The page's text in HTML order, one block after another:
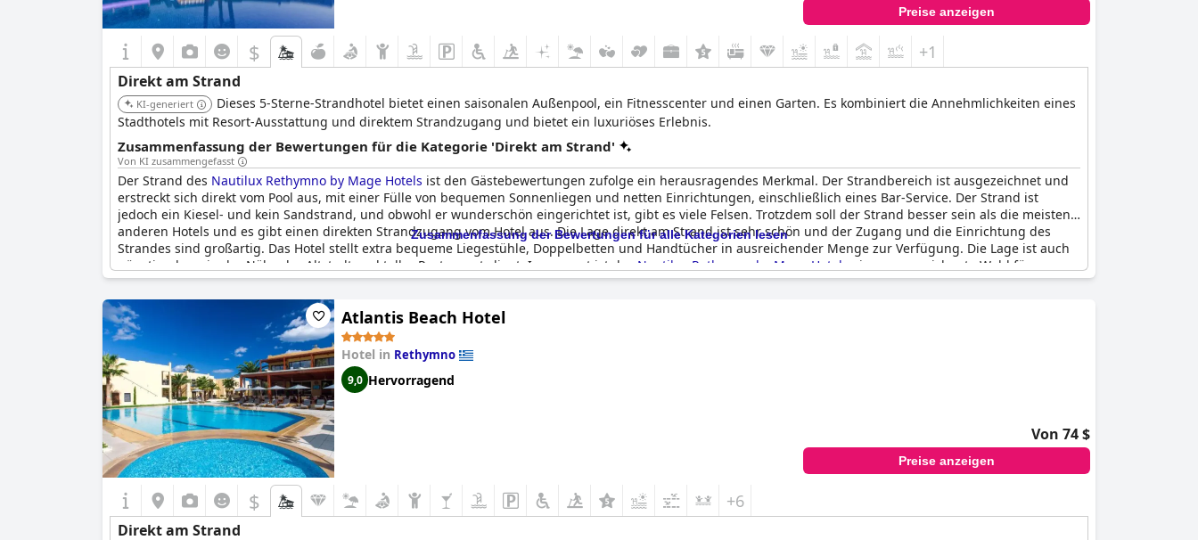
Preise anzeigen
$ +1
Direkt am Strand
KI-generiert
Dieses 5-Sterne-Strandhotel bietet einen saisonalen Außenpool, ein Fitnesscenter und einen Garten. Es kombiniert die Annehmlichkeiten eines
Stadthotels mit Resort-Ausstattung und direktem Strandzugang und bietet ein luxuriöses Erlebnis.
Zusammenfassung der Bewertungen für die Kategorie 'Direkt am Strand'
Von KI zusammengefasst
Der Strand des Nautilux Rethymno by Mage Hotels ist den Gästebewertungen zufolge ein herausragendes Merkmal. Der Strandbereich ist ausgezeichnet und
erstreckt sich direkt vom Pool aus, mit einer Fülle von bequemen Sonnenliegen und netten Einrichtungen, einschließlich eines Bar-Service. Der Strand ist
jedoch ein Kiesel- und kein Sandstrand, und obwohl er wunderschön eingerichtet ist, gibt es viele Felsen. Trotzdem soll der Strand besser sein als die meisten
anderen Hotels und es gibt einen direkten Strandzugang vom Hotel aus. Die Lage direkt am Strand ist sehr schön und der Zugang und die Einrichtung des
Strandes sind großartig. Das Hotel stellt extra bequeme Liegestühle, Doppelbetten und Handtücher in ausreichender Menge zur Verfügung. Die Lage ist auch
günstig, da es in der Nähe der Altstadt und toller Restaurants liegt. Insgesamt ist das Nautilux Rethymno by Mage Hotels
eine ausgezeichnete Wahl für
diejenigen, die einen unberührten Strand mit direktem Zugang zum Pool suchen.
Zusammenfassung der Bewertungen für alle Kategorien lesen
Atlantis Beach Hotel
Hotel in Rethymno
9,0 Hervorragend
Von 74 $
Preise anzeigen
$ +6
Direkt am Strand